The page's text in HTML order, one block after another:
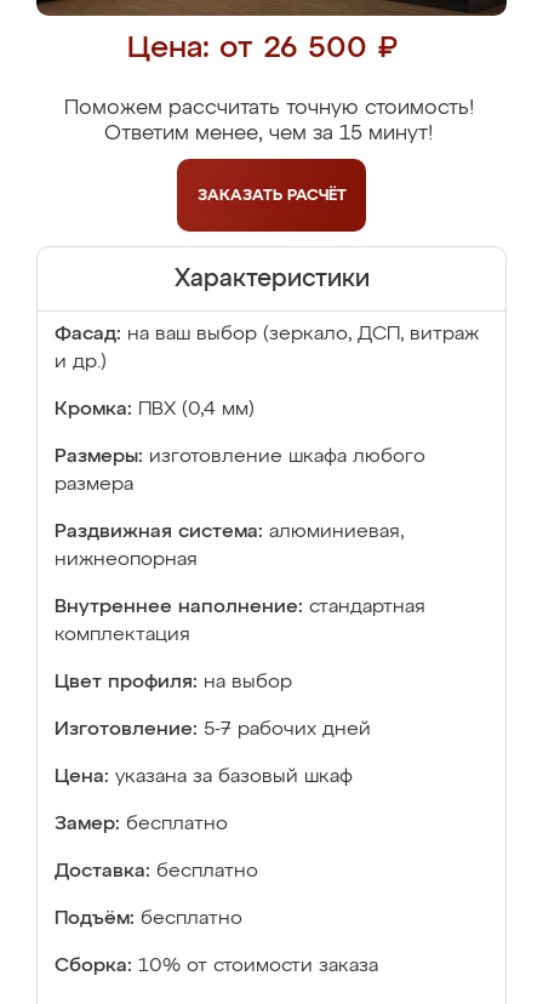
Цена: от 26 500 ₽
Поможем рассчитать точную стоимость!
Ответим менее, чем за 15 минут!
ЗАКАЗАТЬ РАСЧЁТ
Характеристики
Фасад: на ваш выбор (зеркало, ДСП, витраж
и др.)
Кромка: ПВХ (0,4 мм)
Размеры: изготовление шкафа любого
размера
Раздвижная система: алюминиевая,
нижнеопорная
Внутреннее наполнение: стандартная
комплектация
Цвет профиля: на выбор
Изготовление: 5-7 рабочих дней
Цена: указана за базовый шкаф
Замер: бесплатно
Доставка: бесплатно
Подъём: бесплатно
Сборка: 10% от стоимости заказа